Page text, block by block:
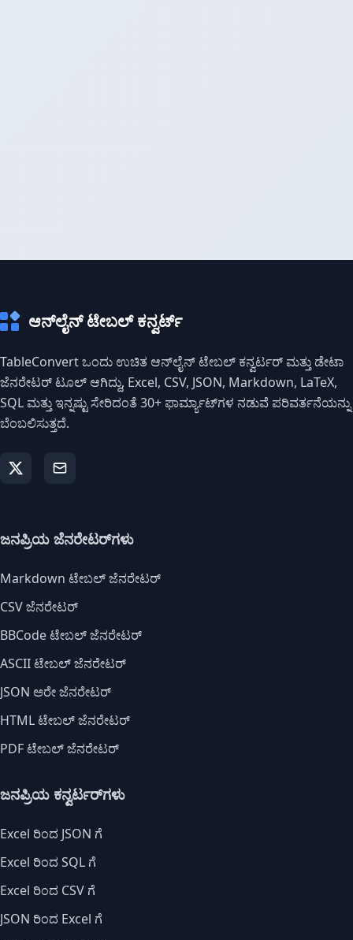
ಆನ್‌ಲೈನ್ ಟೇಬಲ್ ಕನ್ವರ್ಟ್
TableConvert ಒಂದು ಉಚಿತ ಆನ್‌ಲೈನ್ ಟೇಬಲ್ ಕನ್ವರ್ಟರ್ ಮತ್ತು ಡೇಟಾ
ಜೆನರೇಟರ್ ಟೂಲ್ ಆಗಿದ್ದು, Excel, CSV, JSON, Markdown, LaTeX,
SQL ಮತ್ತು ಇನ್ನಷ್ಟು ಸೇರಿದಂತೆ 30+ ಫಾರ್ಮ್ಯಾಟ್‌ಗಳ ನಡುವೆ ಪರಿವರ್ತನೆಯನ್ನು
ಬೆಂಬಲಿಸುತ್ತದೆ.
ಜನಪ್ರಿಯ ಜೆನರೇಟರ್‌ಗಳು
Markdown ಟೇಬಲ್ ಜೆನರೇಟರ್
CSV ಜೆನರೇಟರ್
BBCode ಟೇಬಲ್ ಜೆನರೇಟರ್
ASCII ಟೇಬಲ್ ಜೆನರೇಟರ್
JSON ಅರೇ ಜೆನರೇಟರ್
HTML ಟೇಬಲ್ ಜೆನರೇಟರ್
PDF ಟೇಬಲ್ ಜೆನರೇಟರ್
ಜನಪ್ರಿಯ ಕನ್ವರ್ಟರ್‌ಗಳು
Excel ರಿಂದ JSON ಗೆ
Excel ರಿಂದ SQL ಗೆ
Excel ರಿಂದ CSV ಗೆ
JSON ರಿಂದ Excel ಗೆ